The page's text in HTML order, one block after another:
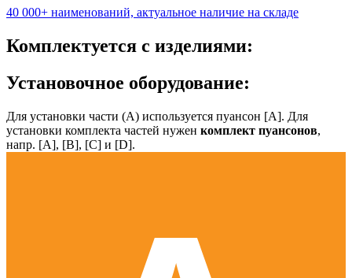
40 000+ наименований, актуальное наличие на складе
Комплектуется с изделиями:
Установочное оборудование:
Для установки части (А) используется пуансон [А]. Для
установки комплекта частей нужен комплект пуансонов,
напр. [А], [B], [С] и [D].